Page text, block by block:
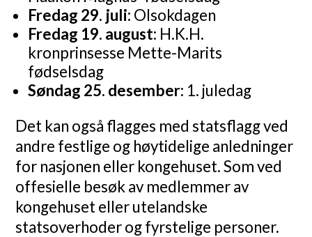
Fredag 29. juli: Olsokdagen
Fredag 19. august: H.K.H.
kronprinsesse Mette-Marits
fødselsdag
Søndag 25. desember: 1. juledag
Det kan også flagges med statsflagg ved
andre festlige og høytidelige anledninger
for nasjonen eller kongehuset. Som ved
offesielle besøk av medlemmer av
kongehuset eller utelandske
statsoverhoder og fyrstelige personer.